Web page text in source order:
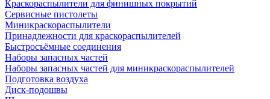
Краскораспылители для финишных покрытий
Сервисные пистолеты
Миникраскораспылители
Принадлежности для краскораспылителей
Быстросъёмные соединения
Наборы запасных частей
Наборы запасных частей для миникраскораспылителей
Подготовка воздуха
Диск-подошвы